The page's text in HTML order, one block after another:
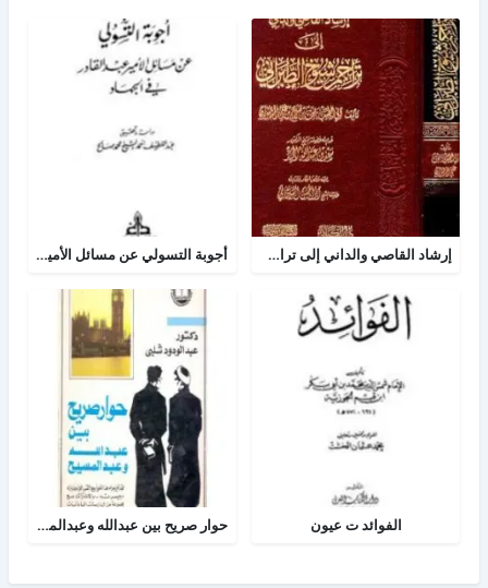
إرشاد القاصي والداني إلى تراجم شيوخ الطبراني أجوبة التسولي عن مسائل الأمير عبد القادر في الجهاد
الفوائد ت عيون حوار صريح بين عبدالله وعبدالمسيح